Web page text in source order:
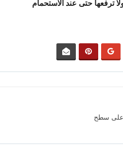
ترفعها حتى عند الاستحمام
على سطح